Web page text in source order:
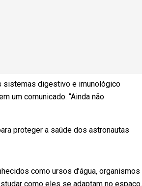
sistemas digestivo e imunológico
um comunicado. “Ainda não
proteger a saúde dos astronautas
como ursos d’água, organismos
como eles se adaptam no espaço.